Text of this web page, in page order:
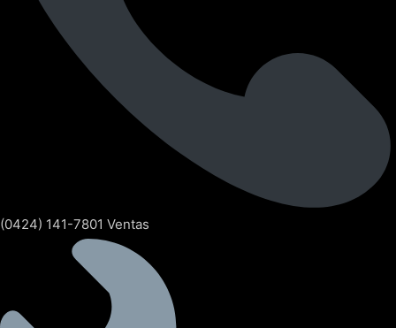
(0424) 141-7801 Ventas